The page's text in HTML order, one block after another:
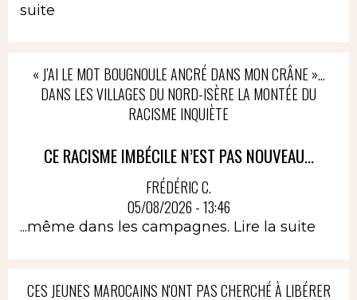
suite
« J’AI LE MOT BOUGNOULE ANCRÉ DANS MON CRÂNE »…
DANS LES VILLAGES DU NORD-ISÈRE LA MONTÉE DU
RACISME INQUIÈTE
CE RACISME IMBÉCILE N’EST PAS NOUVEAU...
FRÉDÉRIC C.
05/08/2026 - 13:46
...même dans les campagnes. Lire la suite
CES JEUNES MAROCAINS N'ONT PAS CHERCHÉ À LIBÉRER